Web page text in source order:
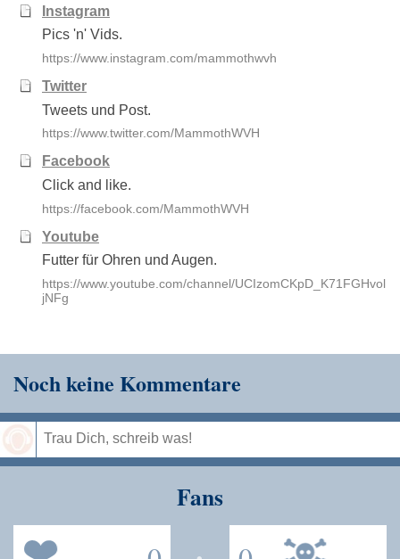
Instagram
Pics 'n' Vids.
https://www.instagram.com/mammothwvh
Twitter
Tweets und Post.
https://www.twitter.com/MammothWVH
Facebook
Click and like.
https://facebook.com/MammothWVH
Youtube
Futter für Ohren und Augen.
https://www.youtube.com/channel/UCIzomCKpD_K71FGHvol
jNFg
Noch keine Kommentare
Fans